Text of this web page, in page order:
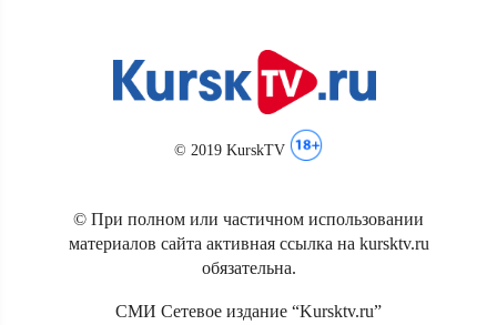
© 2019 KurskTV
© При полном или частичном использовании
материалов сайта активная ссылка на kursktv.ru
обязательна.
СМИ Сетевое издание “Kursktv.ru”